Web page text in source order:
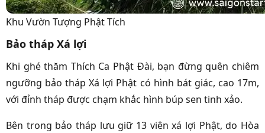
Khu Vườn Tượng Phật Tích
Bảo tháp Xá lợi
Khi ghé thăm Thích Ca Phật Đài, bạn đừng quên chiêm
ngưỡng bảo tháp Xá lợi Phật có hình bát giác, cao 17m,
với đỉnh tháp được chạm khắc hình búp sen tinh xảo.
Bên trong bảo tháp lưu giữ 13 viên xá lợi Phật, do Hòa